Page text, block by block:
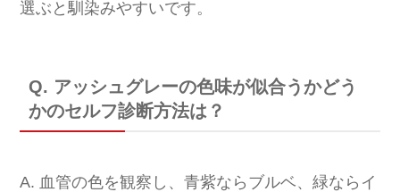
選ぶと馴染みやすいです。
Q. アッシュグレーの色味が似合うかどう
かのセルフ診断方法は？
A. 血管の色を観察し、青紫ならブルベ、緑ならイ